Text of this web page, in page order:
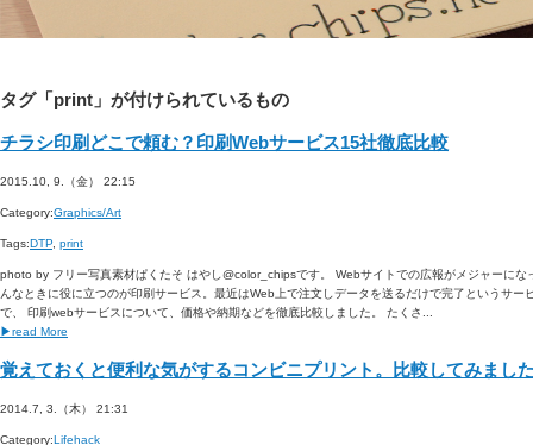
タグ「print」が付けられているもの
チラシ印刷どこで頼む？印刷Webサービス15社徹底比較
2015.10, 9.（金） 22:15
Category:Graphics/Art
Tags:DTP print
photo by フリー写真素材ぱくたそ はやし@color_chipsです。 Webサイトでの広報がメジャーに
んなときに役に立つのが印刷サービス。最近はWeb上で注文しデータを送るだけで完了というサ
で、 印刷webサービスについて、価格や納期などを徹底比較しました。 たくさ...
▶read More
覚えておくと便利な気がするコンビニプリント。比較してみまし
2014.7, 3.（木） 21:31
Category:Lifehack